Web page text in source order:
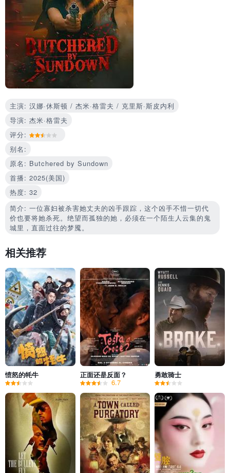
主演: 汉娜·休斯顿 / 杰米·格雷夫 / 克里斯·斯皮内利
导演: 杰米·格雷夫
评分:
别名:
原名: Butchered by Sundown
首播: 2025(美国)
热度: 32
简介: 一位寡妇被杀害她丈夫的凶手跟踪，这个凶手不惜一切代
价也要将她杀死。绝望而孤独的她，必须在一个陌生人云集的鬼
城里，直面过往的梦魇。
相关推荐
愤怒的牦牛 正面还是反面？
6.7
勇敢骑士